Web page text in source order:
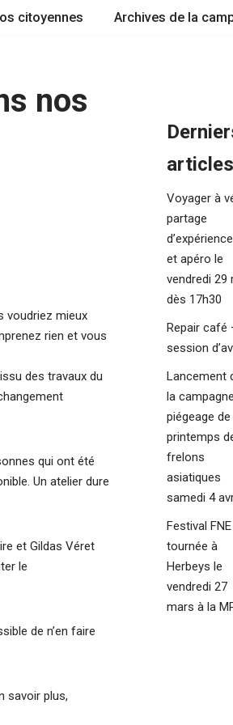
citoyennes Archives de la
nos
voudriez mieux
rien et vous
des travaux du
qui ont été
Un atelier dure
et Gildas Véret
le
de n’en faire
savoir plus,
articles
Voyager à
partage
et apéro le
vendredi 29
dès 17h30
Repair café
session
Lancement
la
piégeage de
printemps
frelons
asiatiques
samedi 4
Festival
tournée à
Herbeys le
vendredi 27
mars à la